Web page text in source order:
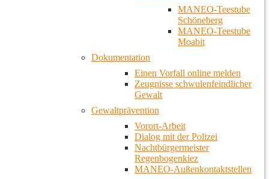
MANEO-Teestube
Schöneberg
MANEO-Teestube
Moabit
Dokumentation
Einen Vorfall online melden
Zeugnisse schwulenfeindlicher
Gewalt
Gewaltprävention
Vorort-Arbeit
Dialog mit der Polizei
Nachtbürgermeister
Regenbogenkiez
MANEO-Außenkontaktstellen